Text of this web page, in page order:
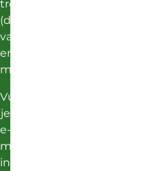
trends,
(duurzame
vacatures)
en
meer.
Vul
je
e-
mailadres
in